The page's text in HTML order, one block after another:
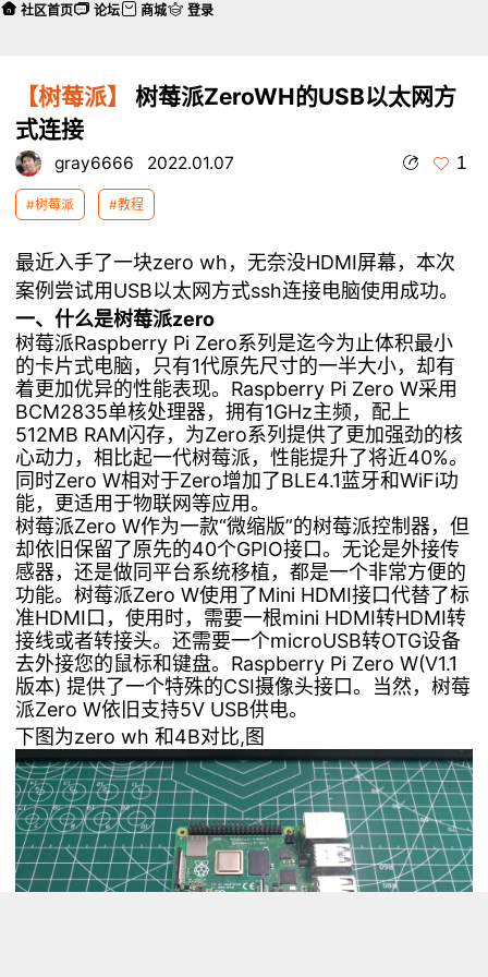
【树莓派】
树莓派ZeroWH的USB以太网方
式连接
gray6666 2022.01.07 1
#树莓派 #教程
最近入手了一块zero wh，无奈没HDMI屏幕，本次
案例尝试用USB以太网方式ssh连接电脑使用成功。
一、什么是树莓派zero
树莓派Raspberry Pi Zero系列是迄今为止体积最小
的卡片式电脑，只有1代原先尺寸的一半大小，却有
着更加优异的性能表现。Raspberry Pi Zero W采用
BCM2835单核处理器，拥有1GHz主频，配上
512MB RAM闪存，为Zero系列提供了更加强劲的核
心动力，相比起一代树莓派，性能提升了将近40%。
同时Zero W相对于Zero增加了BLE4.1蓝牙和WiFi功
能，更适用于物联网等应用。
树莓派Zero W作为一款“微缩版”的树莓派控制器，但
却依旧保留了原先的40个GPIO接口。无论是外接传
感器，还是做同平台系统移植，都是一个非常方便的
功能。树莓派Zero W使用了Mini HDMI接口代替了标
准HDMI口，使用时，需要一根mini HDMI转HDMI转
接线或者转接头。还需要一个microUSB转OTG设备
去外接您的鼠标和键盘。Raspberry Pi Zero W(V1.1
版本) 提供了一个特殊的CSI摄像头接口。当然，树莓
派Zero W依旧支持5V USB供电。
下图为zero wh 和4B对比,图
社区首页 论坛 商城 登录